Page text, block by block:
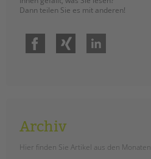
Intranet
Dann teilen Sie es mit anderen!
Facebook
Archiv
Hier finden Sie Artikel aus den Monaten